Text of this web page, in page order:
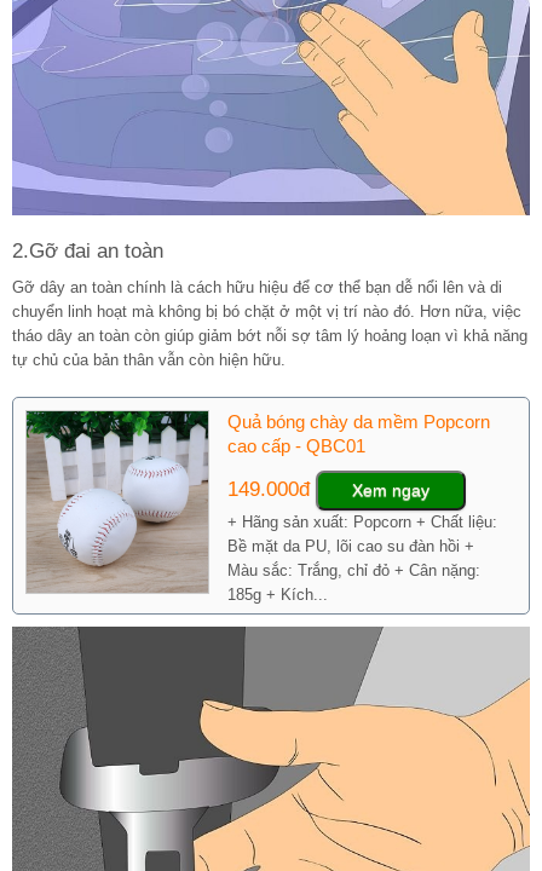
2.Gỡ đai an toàn
Gỡ dây an toàn chính là cách hữu hiệu để cơ thể bạn dễ nổi lên và di
chuyển linh hoạt mà không bị bó chặt ở một vị trí nào đó. Hơn nữa, việc
tháo dây an toàn còn giúp giảm bớt nỗi sợ tâm lý hoảng loạn vì khả năng
tự chủ của bản thân vẫn còn hiện hữu.
Quả bóng chày da mềm Popcorn
cao cấp - QBC01
149.000đ Xem ngay
+ Hãng sản xuất: Popcorn + Chất liệu:
Bề mặt da PU, lõi cao su đàn hồi +
Màu sắc: Trắng, chỉ đỏ + Cân nặng:
185g + Kích...